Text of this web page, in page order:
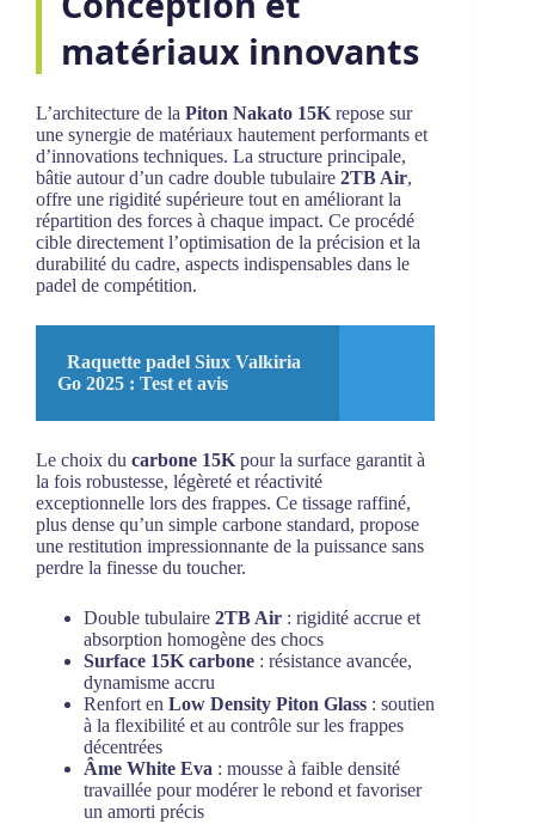
matériaux innovants
L’architecture de la Piton Nakato 15K repose sur
une synergie de matériaux hautement performants et
d’innovations techniques. La structure principale,
bâtie autour d’un cadre double tubulaire 2TB Air,
offre une rigidité supérieure tout en améliorant la
répartition des forces à chaque impact. Ce procédé
cible directement l’optimisation de la précision et la
durabilité du cadre, aspects indispensables dans le
padel de compétition.
Raquette padel Siux Valkiria
Go 2025 : Test et avis
Le choix du carbone 15K pour la surface garantit à
la fois robustesse, légèreté et réactivité
exceptionnelle lors des frappes. Ce tissage raffiné,
plus dense qu’un simple carbone standard, propose
une restitution impressionnante de la puissance sans
perdre la finesse du toucher.
Double tubulaire 2TB Air : rigidité accrue et
absorption homogène des chocs
Surface 15K carbone : résistance avancée,
dynamisme accru
Renfort en Low Density Piton Glass : soutien
à la flexibilité et au contrôle sur les frappes
décentrées
Âme White Eva : mousse à faible densité
travaillée pour modérer le rebond et favoriser
un amorti précis